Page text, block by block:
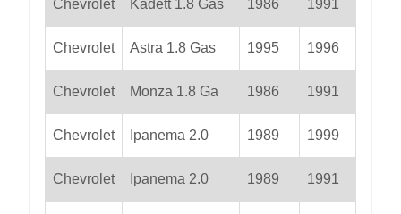
Chevrolet Kadett 1.8 Gas 1986 1991
Chevrolet Astra 1.8 Gas 1995 1996
Chevrolet Monza 1.8 Ga 1986 1991
Chevrolet Ipanema 2.0 1989 1999
Chevrolet Ipanema 2.0 1989 1991